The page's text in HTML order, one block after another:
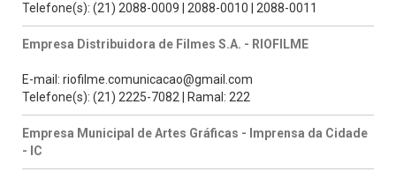
Telefone(s): (21) 2088-0009 | 2088-0010 | 2088-0011
Empresa Distribuidora de Filmes S.A. - RIOFILME
E-mail: riofilme.comunicacao@gmail.com
Telefone(s): (21) 2225-7082 | Ramal: 222
Empresa Municipal de Artes Gráficas - Imprensa da Cidade
- IC